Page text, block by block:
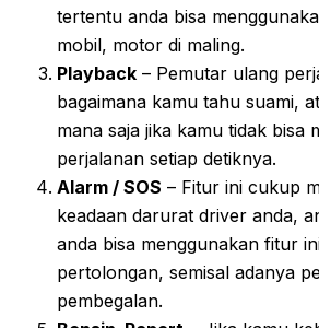
tertentu anda bisa
mobil, motor di maling.
Playback – Pemutar ulang
bagaimana kamu tahu suami,
mana saja jika kamu tidak bisa
perjalanan setiap detiknya.
Alarm / SOS – Fitur ini cukup
keadaan darurat driver anda,
anda bisa menggunakan fitur
pertolongan, semisal adanya
pembegalan.